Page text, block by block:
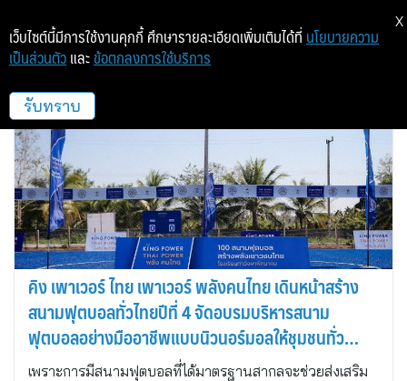
โซกู๊ด คอนซัลติ้ง
คิง เพาเวอร์ ไทย เพาเวอร์ พลังคนไทย เดินหน้าสร้าง
สนามฟุตบอลทั่วไทยปีที่ 4 จัดอบรมบริหารสนาม
ฟุตบอลอย่างมืออาชีพแบบนิวนอร์มอลให้ชุมชนทั่ว
ประเทศไทย
เพราะการมีสนามฟุตบอลที่ได้มาตรฐานสากลจะช่วยส่งเสริม
เว็บไซต์นี้มีการใช้งานคุกกี้ ศึกษารายละเอียดเพิ่มเติมได้ที่ นโยบายความ
เป็นส่วนตัว และ ข้อตกลงการใช้บริการ
รับทราบ
X